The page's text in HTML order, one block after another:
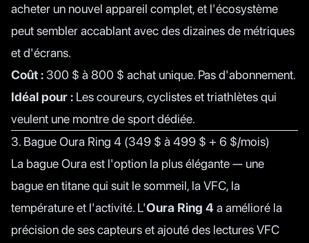
acheter un nouvel appareil complet, et l'écosystème
peut sembler accablant avec des dizaines de métriques
et d'écrans.
Coût : 300 $ à 800 $ achat unique. Pas d'abonnement.
Idéal pour : Les coureurs, cyclistes et triathlètes qui
veulent une montre de sport dédiée.
3. Bague Oura Ring 4 (349 $ à 499 $ + 6 $/mois)
La bague Oura est l'option la plus élégante — une
bague en titane qui suit le sommeil, la VFC, la
température et l'activité. L'Oura Ring 4a amélioré la
précision de ses capteurs et ajouté des lectures VFC